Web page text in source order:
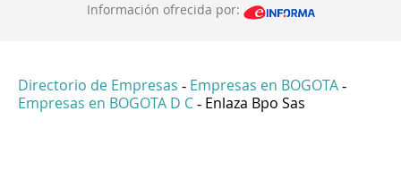
Información ofrecida por:
Directorio de Empresas - Empresas en BOGOTA -
Empresas en BOGOTA D C - Enlaza Bpo Sas